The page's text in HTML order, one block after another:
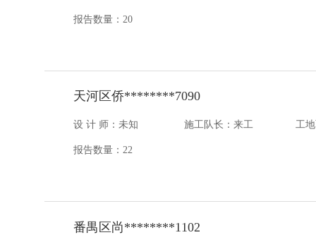
报告数量：20
天河区侨********7090
设 计 师：未知 施工队长：来工 工
报告数量：22
番禺区尚********1102